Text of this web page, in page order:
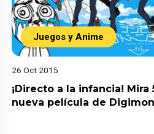
Juegos y Anime
26 Oct 2015
¡Directo a la infancia!
nueva película de Digimon